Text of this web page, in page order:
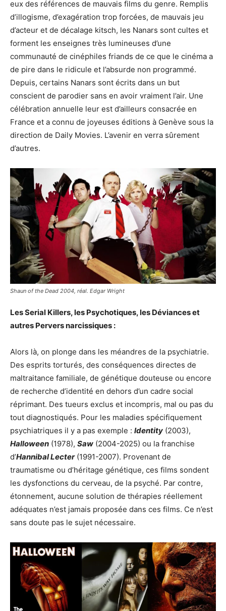
eux des références de mauvais films du genre. Remplis
d’illogisme, d’exagération trop forcées, de mauvais jeu
d’acteur et de décalage kitsch, les Nanars sont cultes et
forment les enseignes très lumineuses d’une
communauté de cinéphiles friands de ce que le cinéma a
de pire dans le ridicule et l’absurde non programmé.
Depuis, certains Nanars sont écrits dans un but
conscient de parodier sans en avoir vraiment l’air. Une
célébration annuelle leur est d’ailleurs consacrée en
France et a connu de joyeuses éditions à Genève sous la
direction de Daily Movies. L’avenir en verra sûrement
d’autres.
Shaun of the Dead 2004, réal. Edgar Wright
Les Serial Killers, les Psychotiques, les Déviances et
autres Pervers narcissiques :
Alors là, on plonge dans les méandres de la psychiatrie.
Des esprits torturés, des conséquences directes de
maltraitance familiale, de génétique douteuse ou encore
de recherche d’identité en dehors d’un cadre social
réprimant. Des tueurs exclus et incompris, mal ou pas du
tout diagnostiqués. Pour les maladies spécifiquement
psychiatriques il y a pas exemple : Identity (2003),
Halloween (1978), Saw (2004-2025) ou la franchise
d’Hannibal Lecter(1991-2007). Provenant de
traumatisme ou d’héritage génétique, ces films sondent
les dysfonctions du cerveau, de la psyché. Par contre,
étonnement, aucune solution de thérapies réellement
adéquates n’est jamais proposée dans ces films. Ce n’est
sans doute pas le sujet nécessaire.